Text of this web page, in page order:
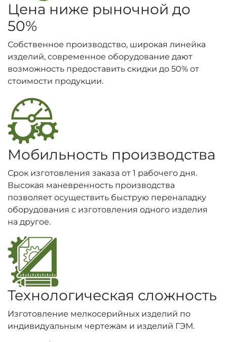
Цена ниже рыночной до
50%
Собственное производство, широкая линейка
изделий, современное оборудование дают
возможность предоставить скидки до 50% от
стоимости продукции.
Мобильность производства
Срок изготовления заказа от 1 рабочего дня.
Высокая маневренность производства
позволяет осуществить быструю переналадку
оборудования с изготовления одного изделия
на другое.
Технологическая сложность
Изготовление мелкосерийных изделий по
индивидуальным чертежам и изделий ГЭМ.